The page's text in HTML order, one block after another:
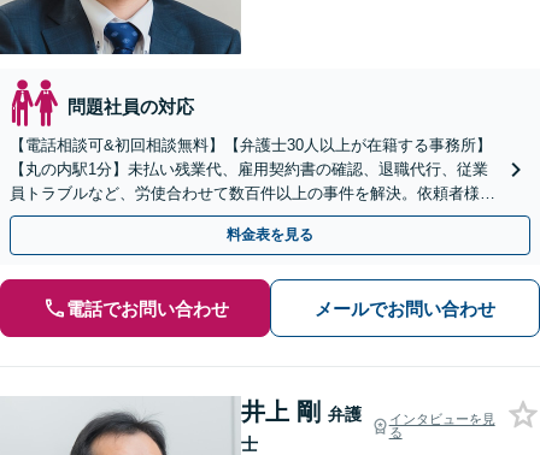
問題社員の対応
【電話相談可&初回相談無料】【弁護士30人以上が在籍する事務所】
【丸の内駅1分】未払い残業代、雇用契約書の確認、退職代行、従業
員トラブルなど、労使合わせて数百件以上の事件を解決。依頼者様の
強い味方になります。残業代のセミナー講師の経験多数！
料金表を見る
電話でお問い合わせ メールでお問い合わせ
井上 剛 弁護
士
インタビューを見
る